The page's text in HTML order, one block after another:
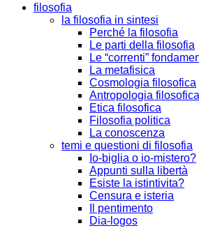
filosofia
la filosofia in sintesi
Perché la filosofia
Le parti della filosofia
Le “correnti”
La metafisica
Cosmologia filosofica
Antropologia filosofica
Etica filosofica
Filosofia politica
La conoscenza
temi e questioni di filosofia
Io-biglia o io-mistero?
Appunti sulla libertà
Esiste la istintivita?
Censura e isteria
Il pentimento
Dia-logos